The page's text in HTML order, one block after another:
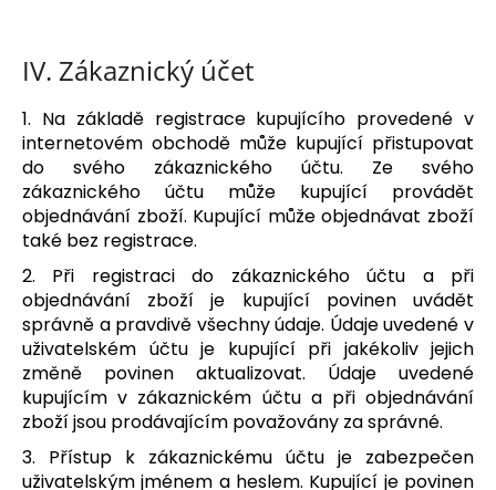
IV. Zákaznický účet
1. Na základě registrace kupujícího provedené v
internetovém obchodě může kupující přistupovat
do svého zákaznického účtu. Ze svého
zákaznického účtu může kupující provádět
objednávání zboží. Kupující může objednávat zboží
také bez registrace.
2. Při registraci do zákaznického účtu a při
objednávání zboží je kupující povinen uvádět
správně a pravdivě všechny údaje. Údaje uvedené v
uživatelském účtu je kupující při jakékoliv jejich
změně povinen aktualizovat. Údaje uvedené
kupujícím v zákaznickém účtu a při objednávání
zboží jsou prodávajícím považovány za správné.
3. Přístup k zákaznickému účtu je zabezpečen
uživatelským jménem a heslem. Kupující je povinen